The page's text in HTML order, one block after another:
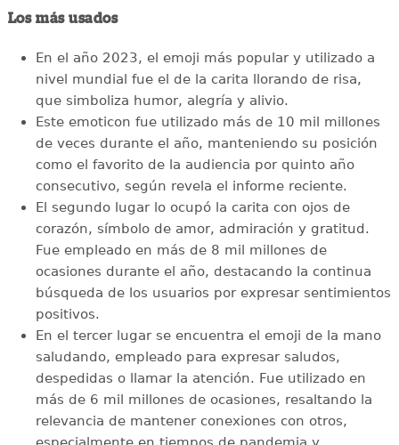
Los más usados
En el año 2023, el emoji más popular y utilizado a
nivel mundial fue el de la carita llorando de risa,
que simboliza humor, alegría y alivio.
Este emoticon fue utilizado más de 10 mil millones
de veces durante el año, manteniendo su posición
como el favorito de la audiencia por quinto año
consecutivo, según revela el informe reciente.
El segundo lugar lo ocupó la carita con ojos de
corazón, símbolo de amor, admiración y gratitud.
Fue empleado en más de 8 mil millones de
ocasiones durante el año, destacando la continua
búsqueda de los usuarios por expresar sentimientos
positivos.
En el tercer lugar se encuentra el emoji de la mano
saludando, empleado para expresar saludos,
despedidas o llamar la atención. Fue utilizado en
más de 6 mil millones de ocasiones, resaltando la
relevancia de mantener conexiones con otros,